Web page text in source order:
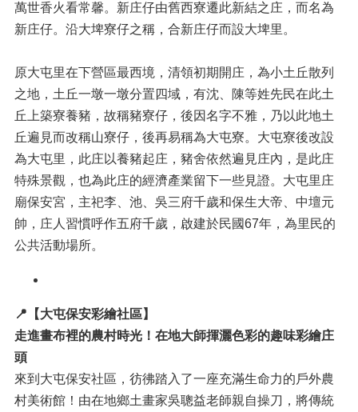
萬世香火看常馨。新庄仔由舊西寮遷此新結之庄，而名為
新庄仔。沿大埤寮仔之稱，合新庄仔而設大埤里。
原大屯里在下營區最西境，清領初期開庄，為小土丘散列
之地，土丘一墩一墩分置四域，有沈、陳等姓先民在此土
丘上築寮養豬，故稱豬寮仔，後因名字不雅，乃以此地土
丘遍見而改稱山寮仔，後再易稱為大屯寮。大屯寮後改設
為大屯里，此庄以養豬起庄，豬舍依然遍見庄內，是此庄
特殊景觀，也為此庄的經濟產業留下一些見證。大屯里庄
廟保安宮，主祀李、池、吳三府千歲和保生大帝、中壇元
帥，庄人習慣呼作五府千歲，啟建於民國67年，為里民的
公共活動場所。
📍 【大屯保安彩繪社區】
走進畫布裡的農村時光！在地大師揮灑色彩的趣味彩繪庄
頭
來到大屯保安社區，彷彿踏入了一座充滿生命力的戶外農
村美術館！由在地鄉土畫家吳聰益老師親自操刀，將傳統